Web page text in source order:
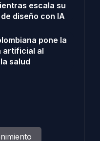
escala su
diseño con IA
pone la
artificial al
salud